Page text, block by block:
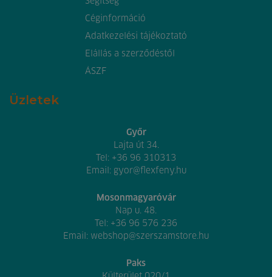
Céginformáció
Adatkezelési tájékoztató
Elállás a szerződéstől
ÁSZF
Üzletek
Győr
Lajta út 34.
Tel: +36 96 310313
Email: gyor@flexfeny.hu
Mosonmagyaróvár
Nap u. 48.
Tel: +36 96 576 236
Email: webshop@szerszamstore.hu
Paks